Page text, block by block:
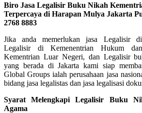
Biro Jasa Legalisir Buku Nikah
Terpercaya di Harapan Mulya Jakarta
2768 8883
Jika anda memerlukan jasa Legalisir
Legalisir di Kemenentrian Hukum
Kementrian Luar Negeri, dan Legalisir
yang berada di Jakarta kami siap
Global Groups ialah perusahaan jasa
bidang jasa legalistas dan jasa legalisasi
Syarat Melengkapi Legalisir Buku
Agama